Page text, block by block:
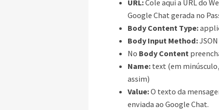
URL:Cole aqui a URL do
Google Chat gerada no
Body Content Type:
Body Input Method:
No Body Content
Name: text (em
assim)
Value:O texto da
enviada ao Google Chat.